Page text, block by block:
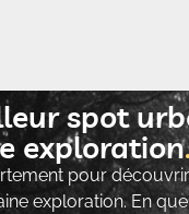
spot
exploration​
pour
exploration. En